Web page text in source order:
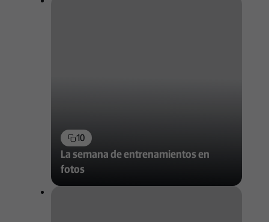
10
La semana de entrenamientos en
fotos